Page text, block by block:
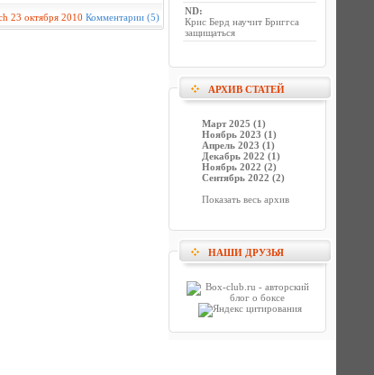
23 октября 2010 Комментарии (5)
ND:
Крис Берд научит Бриггса
защищаться
АРХИВ СТАТЕЙ
Март 2025 (1)
Ноябрь 2023 (1)
Апрель 2023 (1)
Декабрь 2022 (1)
Ноябрь 2022 (2)
Сентябрь 2022 (2)
Показать весь архив
НАШИ ДРУЗЬЯ